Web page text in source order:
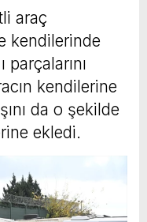
araç
kendilerinde
parçalarını
kendilerine
da o şekilde
ekledi.